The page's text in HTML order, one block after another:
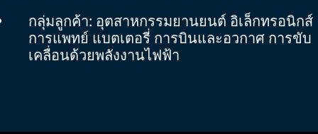
กลุ่มลูกค้า: อุตสาหกรรมยานยนต์ อิเล็กทรอนิกส์
การแพทย์ แบตเตอรี่ การบินและอวกาศ การขับ
เคลื่อนด้วยพลังงานไฟฟ้า